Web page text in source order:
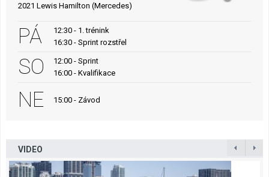
2021 Lewis Hamilton (Mercedes)
PÁ
12:30 - 1. trénink
16:30 - Sprint rozstřel
SO
12:00 - Sprint
16:00 - Kvalifikace
NE 15:00 - Závod
VIDEO